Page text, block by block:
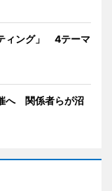
ィング」 4テーマ
へ 関係者らが沼